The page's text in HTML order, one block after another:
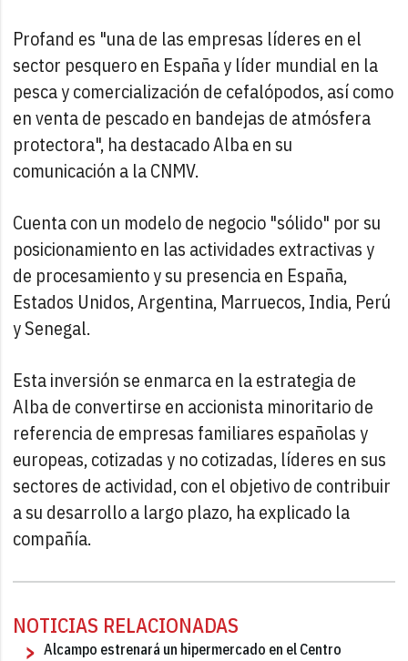
Profand es "una de las empresas líderes en el
sector pesquero en España y líder mundial en la
pesca y comercialización de cefalópodos, así como
en venta de pescado en bandejas de atmósfera
protectora", ha destacado Alba en su
comunicación a la CNMV.
Cuenta con un modelo de negocio "sólido" por su
posicionamiento en las actividades extractivas y
de procesamiento y su presencia en España,
Estados Unidos, Argentina, Marruecos, India, Perú
y Senegal.
Esta inversión se enmarca en la estrategia de
Alba de convertirse en accionista minoritario de
referencia de empresas familiares españolas y
europeas, cotizadas y no cotizadas, líderes en sus
sectores de actividad, con el objetivo de contribuir
a su desarrollo a largo plazo, ha explicado la
compañía.
NOTICIAS RELACIONADAS
Alcampo estrenará un hipermercado en el Centro